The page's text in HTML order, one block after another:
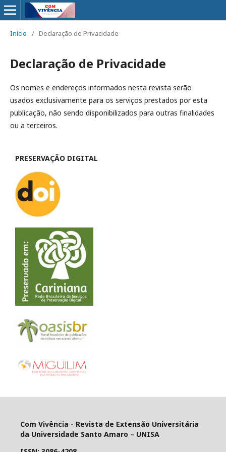
Início / Declaração de Privacidade
Declaração de Privacidade
Os nomes e endereços informados nesta revista serão
usados exclusivamente para os serviços prestados por esta
publicação, não sendo disponibilizados para outras finalidades
ou a terceiros.
PRESERVAÇÃO DIGITAL
Com Vivência - Revista de Extensão Universitária
da Universidade Santo Amaro – UNISA